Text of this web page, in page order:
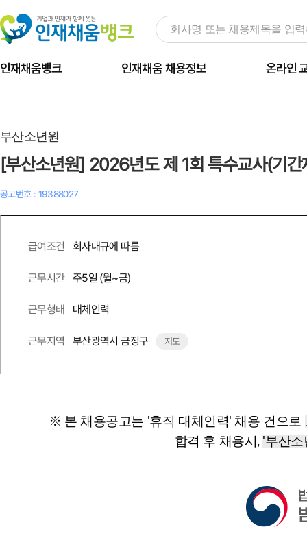
인재채움뱅크 인재채움 채용정보 온라인
부산소년원
[부산소년원] 2026년도 제 1회 특수교사(기
공고번호 : 19388027
급여조건 회사내규에 따름
근무시간 주5일 (월~금)
근무형태 대체인력
근무지역 부산광역시 금정구 지도
※ 본 채용공고는 '휴직 대체인력' 채용 건으로
합격 후 채용시, '부산소